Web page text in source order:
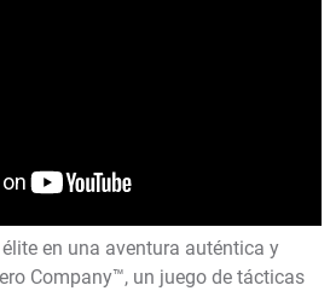
en una aventura auténtica y
Company™, un juego de tácticas